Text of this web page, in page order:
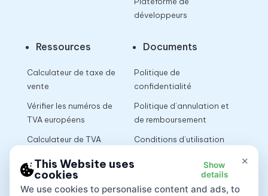
développeurs
Ressources
Calculateur de taxe de
vente
Vérifier les numéros de
TVA européens
Calculateur de TVA
Documents
Politique de
confidentialité
Politique d’annulation et
de remboursement
Conditions d’utilisation
×
This Website uses
cookies
Show
details
We use cookies to personalise content and ads, to